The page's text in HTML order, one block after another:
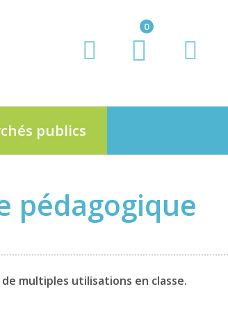
0
publics
pédagogique
multiples utilisations en classe.